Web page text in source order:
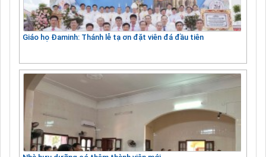
Giáo họ Đaminh: Thánh lễ tạ ơn đặt viên đá đầu tiên